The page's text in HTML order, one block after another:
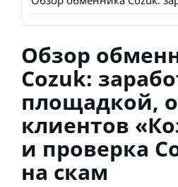
Обзор
Cozuk:
площадкой,
клиентов
и проверка
на скам